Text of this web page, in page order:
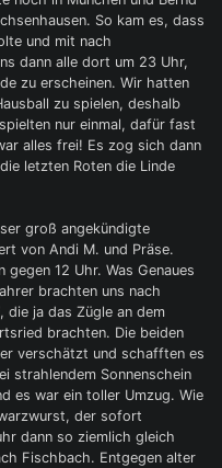
So kam es, dass
und mit nach
dann alle dort um 23 Uhr,
zu erscheinen. Wir hatten
zu spielen, deshalb
nur einmal, dafür fast
alles frei! Es zog sich dann
letzten Roten die Linde
groß angekündigte
von Andi M. und Präse.
12 Uhr. Was Genaues
brachten uns nach
die ja das Zügle an dem
brachten. Die beiden
verschätzt und schafften es
strahlendem Sonnenschein
es war ein toller Umzug. Wie
der sofort
dann so ziemlich gleich
Fischbach. Entgegen alter